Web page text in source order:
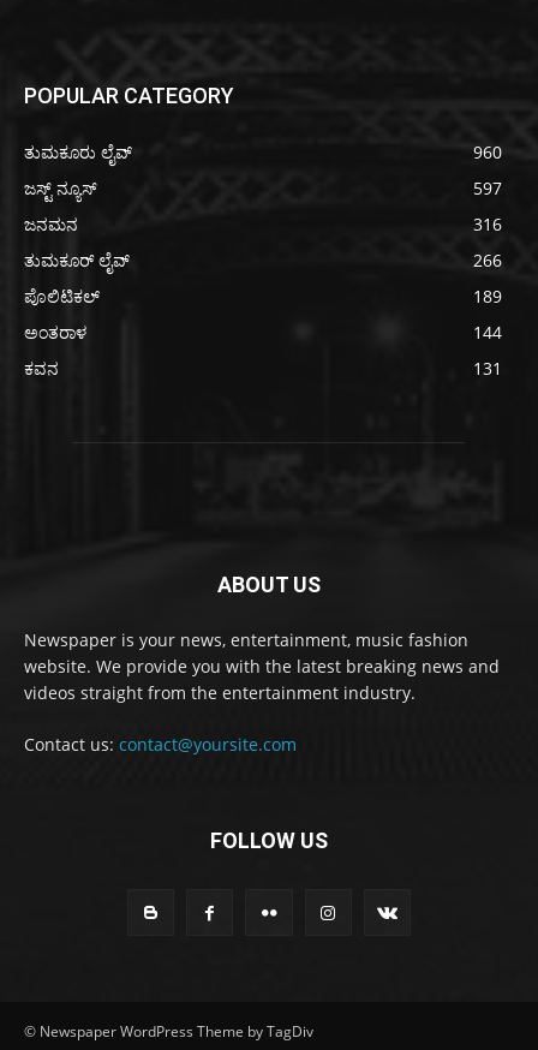
POPULAR CATEGORY
ತುಮಕೂರು ಲೈವ್
960
ಜಸ್ಟ್ ನ್ಯೂಸ್
597
ಜನಮನ
316
ತುಮಕೂರ್ ಲೈವ್
266
ಪೊಲಿಟಿಕಲ್
189
ಅಂತರಾಳ
144
ಕವನ
131
ABOUT US
Newspaper is your news, entertainment, music fashion
website. We provide you with the latest breaking news and
videos straight from the entertainment industry.
Contact us: contact@yoursite.com
FOLLOW US
© Newspaper WordPress Theme by TagDiv